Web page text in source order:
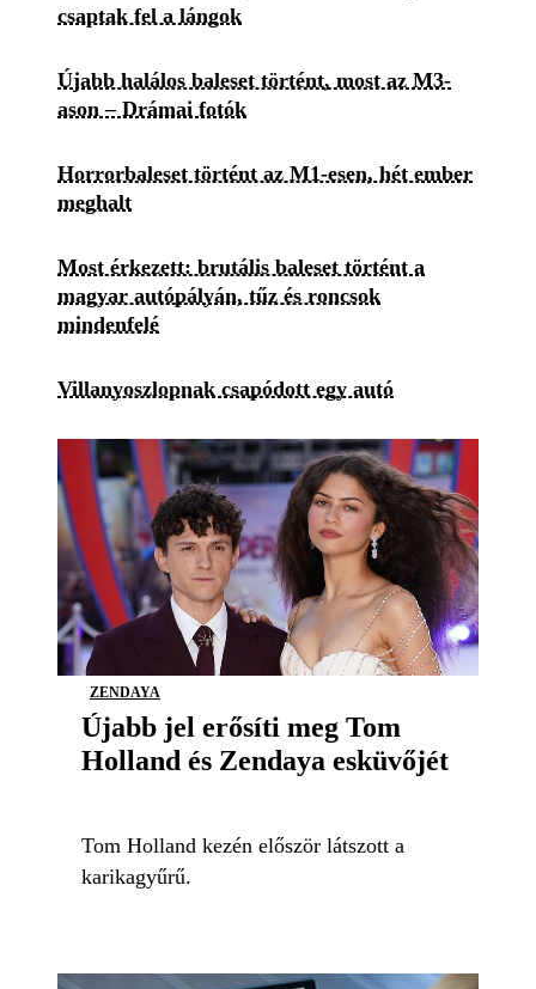
csaptak fel a lángok
Újabb halálos baleset történt, most az M3-
ason – Drámai fotók
Horrorbaleset történt az M1-esen, hét ember
meghalt
Most érkezett: brutális baleset történt a
magyar autópályán, tűz és roncsok
mindenfelé
Villanyoszlopnak csapódott egy autó
ZENDAYA
Újabb jel erősíti meg Tom
Holland és Zendaya esküvőjét
Tom Holland kezén először látszott a
karikagyűrű.